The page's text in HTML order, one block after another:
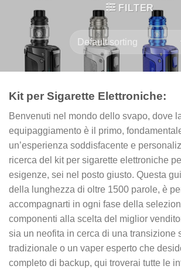
FILTER
Kit per Sigarette Elettroniche:
Benvenuti nel mondo dello svapo, dove
equipaggiamento è il primo,
un’esperienza soddisfacente e
ricerca del kit per sigarette elettroniche
esigenze, sei nel posto giusto. Questa
della lunghezza di oltre 1500 parole, è
accompagnarti in ogni fase della
componenti alla scelta del miglior
sia un neofita in cerca di una transizione
tradizionale o un vaper esperto che
completo di backup, qui troverai tutte le